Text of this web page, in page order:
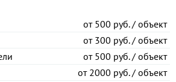
от500 руб. / объект
от300 руб. / объект
от500 руб. / объект
от2000 руб. / объект